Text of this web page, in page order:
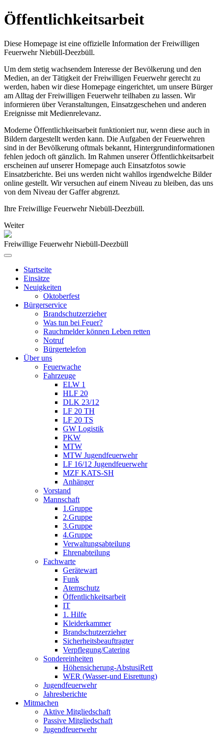
Öffentlichkeitsarbeit
Diese Homepage ist eine offizielle Information der Freiwilligen
Feuerwehr Niebüll-Deezbüll.
Um dem stetig wachsendem Interesse der Bevölkerung und den
Medien, an der Tätigkeit der Freiwilligen Feuerwehr gerecht zu
werden, haben wir diese Homepage eingerichtet, um unsere Bürger
am Alltag der Freiwilligen Feuerwehr teilhaben zu lassen. Wir
informieren über Veranstaltungen, Einsatzgeschehen und anderen
Ereignisse mit Medienrelevanz.
Moderne Öffentlichkeitsarbeit funktioniert nur, wenn diese auch in
Bildern dargestellt werden kann. Die Aufgaben der Feuerwehren
sind in der Bevölkerung oftmals bekannt, Hintergrundinformationen
fehlen jedoch oft gänzlich. Im Rahmen unserer Öffentlichkeitsarbeit
erscheinen auf unserer Homepage auch Einsatzfotos sowie
Einsatzberichte. Bei uns werden nicht wahllos irgendwelche Bilder
online gestellt. Wir versuchen auf einem Niveau zu bleiben, das uns
von dem Niveau der Gaffer abgrenzt.
Ihre Freiwillige Feuerwehr Niebüll-Deezbüll.
Weiter
Freiwillige Feuerwehr Niebüll-Deezbüll
Startseite
Einsätze
Neuigkeiten
Oktoberfest
Bürgerservice
Brandschutzerzieher
Was tun bei Feuer?
Rauchmelder können Leben retten
Notruf
Bürgertelefon
Über uns
Feuerwache
Fahrzeuge
ELW 1
HLF 20
DLK 23/12
LF 20 TH
LF 20 TS
GW Logistik
PKW
MTW
MTW Jugendfeuerwehr
LF 16/12 Jugendfeuerwehr
MZF KATS-SH
Anhänger
Vorstand
Mannschaft
1.Gruppe
2.Gruppe
3.Gruppe
4.Gruppe
Verwaltungsabteilung
Ehrenabteilung
Fachwarte
Gerätewart
Funk
Atemschutz
Öffentlichkeitsarbeit
IT
1. Hilfe
Kleiderkammer
Brandschutzerzieher
Sicherheitsbeauftragter
Verpflegung/Catering
Sondereinheiten
Höhensicherung-AbstusiRett
WER (Wasser-und Eisrettung)
Jugendfeuerwehr
Jahresberichte
Mitmachen
Aktive Mitgliedschaft
Passive Mitgliedschaft
Jugendfeuerwehr